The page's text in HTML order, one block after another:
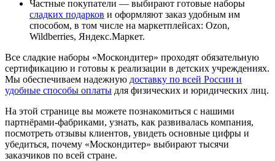
Частные покупатели — выбирают готовые наборы
сладких подарков и оформляют заказ удобным им
способом, в том числе на маркетплейсах: Ozon,
Wildberries, Яндекс.Маркет.
Все сладкие наборы «Москондитер» проходят обязательную
сертификацию и готовы к реализации в детских учреждениях.
Мы обеспечиваем надежную доставку по всей России и
удобные способы оплаты для физических и юридических лиц.
На этой странице вы можете познакомиться с нашими
партнёрами-фабриками, узнать, как развивалась компания,
посмотреть отзывы клиентов, увидеть основные цифры и
убедиться, почему «Москондитер» выбирают тысячи
заказчиков по всей стране.